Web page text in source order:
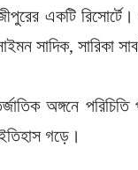
একটি
সাদিক, সারিকা
অঙ্গনে পরিচিতি
ইতিহাস গড়ে।